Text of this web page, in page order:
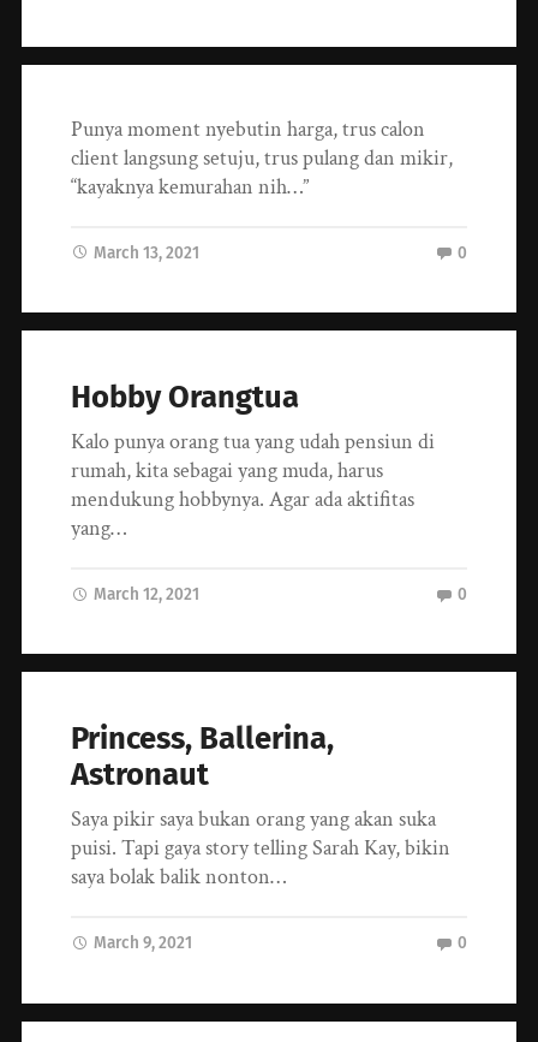
Punya moment nyebutin harga, trus calon
client langsung setuju, trus pulang dan mikir,
“kayaknya kemurahan nih…”
March 13, 2021 0
Hobby Orangtua
Kalo punya orang tua yang udah pensiun di
rumah, kita sebagai yang muda, harus
mendukung hobbynya. Agar ada aktifitas
yang…
March 12, 2021 0
Princess, Ballerina,
Astronaut
Saya pikir saya bukan orang yang akan suka
puisi. Tapi gaya story telling Sarah Kay, bikin
saya bolak balik nonton…
March 9, 2021 0